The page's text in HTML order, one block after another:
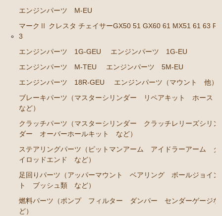
足回りパーツ（ベアリング ボールジョイント ブッ
燃料パーツ（ポンプ フィルター ダンパー センダ
ーゲージ ホースなど）
駆動パーツ（センターサポートベアリング ドライブ
ラベル
クラウンGS130/G GS131 131H JZS131 133 135 MS135
137
エンジンパーツ 7M-GE
エンジンパーツ 2JZ-GE JZS133 JZS135
エンジンパーツ 1JZ-GE JZS131 JZS130G
エンジンパーツ 1G-GZE
エンジンパーツ M-EU
マークⅡ クレスタ チェイサーGX50 51 GX60 61 MX51 61 63
3
エンジンパーツ 1G-GEU
エンジンパーツ 1G-EU
エンジンパーツ M-TEU
エンジンパーツ 5M-EU
エンジンパーツ 18R-GEU
エンジンパーツ（マウント 他）
ブレーキパーツ（マスターシリンダー リペアキット ホース
など）
クラッチパーツ（マスターシリンダー クラッチレリーズシリン
ダー オーバーホールキット など）
ステアリングパーツ（ピットマンアーム アイドラーアーム タ
イロッドエンド など）
足回りパーツ（アッパーマウント ベアリング ボールジョイン
ト ブッシュ類 など）
燃料パーツ（ポンプ フィルター ダンパー センダーゲージな
ど）